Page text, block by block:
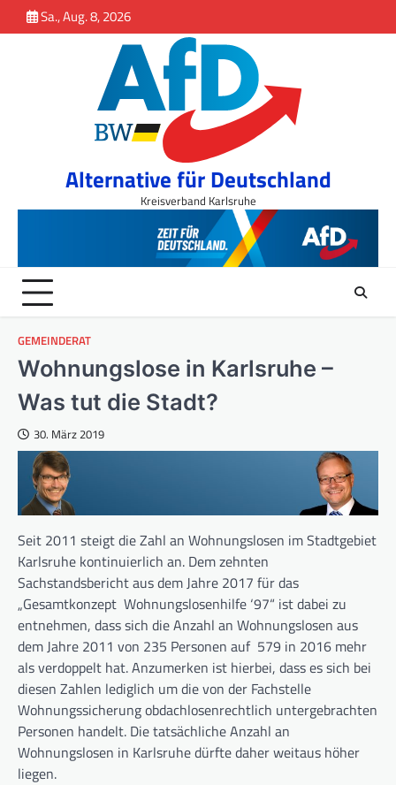
springen
to
Sa., Aug. 8, 2026
Alternative für Deutschland
Kreisverband Karlsruhe
GEMEINDERAT
Wohnungslose in Karlsruhe –
Was tut die Stadt?
30. März 2019
Seit 2011 steigt die Zahl an Wohnungslosen im Stadtgebiet
Karlsruhe kontinuierlich an. Dem zehnten
Sachstandsbericht aus dem Jahre 2017 für das
„Gesamtkonzept Wohnungslosenhilfe ‘97“ ist dabei zu
entnehmen, dass sich die Anzahl an Wohnungslosen aus
dem Jahre 2011 von 235 Personen auf 579 in 2016 mehr
als verdoppelt hat. Anzumerken ist hierbei, dass es sich bei
diesen Zahlen lediglich um die von der Fachstelle
Wohnungssicherung obdachlosenrechtlich untergebrachten
Personen handelt. Die tatsächliche Anzahl an
Wohnungslosen in Karlsruhe dürfte daher weitaus höher
liegen.